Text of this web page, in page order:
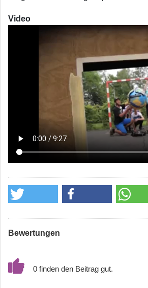
Video
Bewertungen
0